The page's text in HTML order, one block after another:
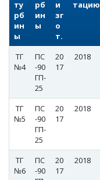
ту
рб
ин
ы
рб
ин
ы
и
зг
о
т.
тацию
ТГ
№4
ПС
-90
ГП-
25
20
17
2018
ТГ
№5
ПС
-90
ГП-
25
20
17
2018
ТГ
№6
ПС
-90
20
17
2018